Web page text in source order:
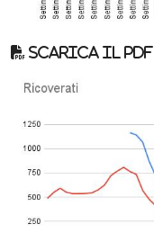
Scarica il pdf